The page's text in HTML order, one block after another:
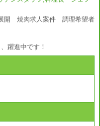
開 焼肉求人案件 調理希望者
躍進中です！